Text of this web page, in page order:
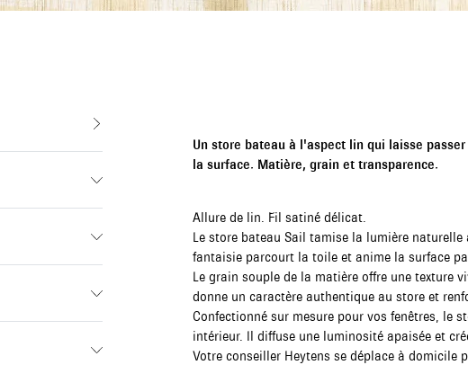
Un store bateau à l'aspect lin qui laisse
la surface. Matière, grain et transparence.
Allure de lin. Fil satiné délicat.
Le store bateau Sail tamise la lumière
fantaisie parcourt la toile et anime la surface
Le grain souple de la matière offre une texture
donne un caractère authentique au store et
Confectionné sur mesure pour vos fenêtres, le
intérieur. Il diffuse une luminosité apaisée et
Votre conseiller Heytens se déplace à